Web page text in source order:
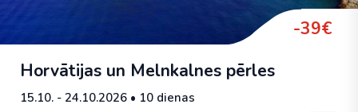
-39€
Horvātijas un Melnkalnes pērles
15.10. - 24.10.2026 • 10 dienas